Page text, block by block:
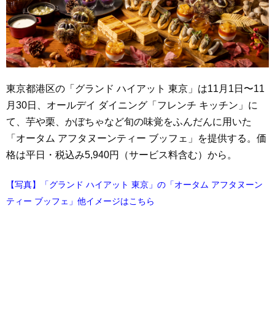
東京都港区の「グランド ハイアット 東京」は11月1日〜11
月30日、オールデイ ダイニング「フレンチ キッチン」に
て、芋や栗、かぼちゃなど旬の味覚をふんだんに用いた
「オータム アフタヌーンティー ブッフェ」を提供する。価
格は平日・税込み5,940円（サービス料含む）から。
【写真】「グランド ハイアット 東京」の「オータム アフタヌーン
ティー ブッフェ」他イメージはこちら